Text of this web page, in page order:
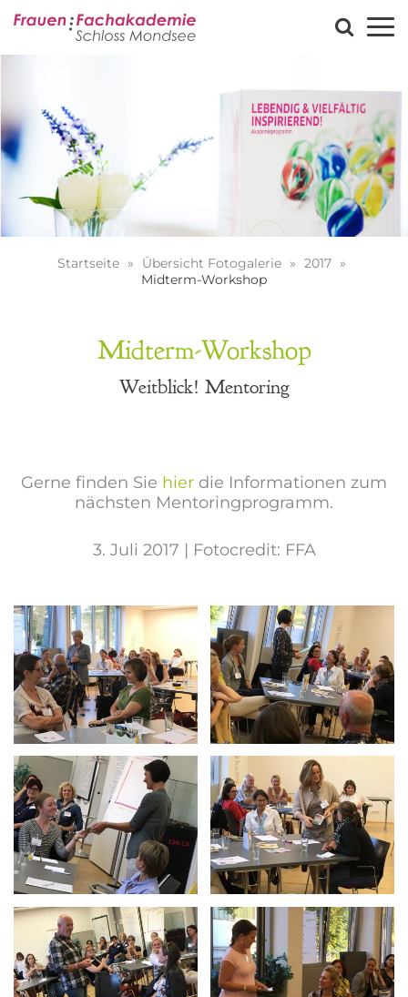
Startseite Übersicht Fotogalerie
2017
Midterm-Workshop
Midterm-Workshop
Weitblick! Mentoring
Gerne finden Sie hier die Informationen zum
nächsten Mentoringprogramm.
3. Juli 2017 | Fotocredit: FFA